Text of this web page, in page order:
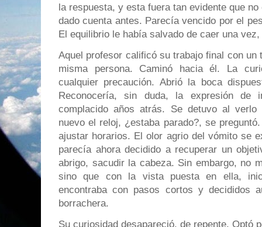
la respuesta, y esta fuera tan evidente que
dado cuenta antes. Parecía vencido por el
El equilibrio le había salvado de caer una
Aquel profesor calificó su trabajo final con
misma persona. Caminó hacia él. La
cualquier precaución. Abrió la boca
Reconocería, sin duda, la expresión de
complacido años atrás. Se detuvo al
nuevo el reloj, ¿estaba parado?, se
ajustar horarios. El olor agrio del vómito se
parecía ahora decidido a recuperar un
abrigo, sacudir la cabeza. Sin embargo, no
sino que con la vista puesta en ella,
encontraba con pasos cortos y decididos
borrachera.
Su curiosidad desapareció, de repente. Optó